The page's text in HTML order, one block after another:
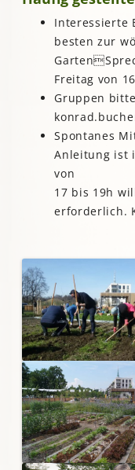
Interessierte
besten zur
Freitag von
Gruppen
Spontanes
Anleitung ist
von
17 bis 19h
erforderlich.